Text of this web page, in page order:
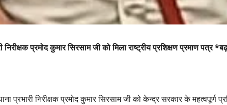
निरीक्षक प्रमोद कुमार सिरसाम जी को मिला राष्ट्रीय प्रशिक्षण प्रमाण पत्र
प्रभारी निरीक्षक प्रमोद कुमार सिरसाम जी को केन्द्र सरकार के महत्वपूर्ण